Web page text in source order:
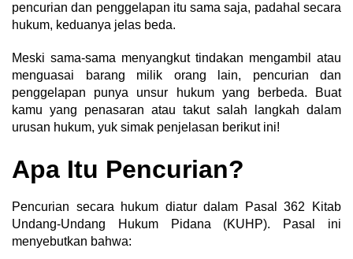
pencurian dan penggelapan itu sama saja, padahal secara
hukum, keduanya jelas beda.
Meski sama-sama menyangkut tindakan mengambil atau
menguasai barang milik orang lain, pencurian dan
penggelapan punya unsur hukum yang berbeda. Buat
kamu yang penasaran atau takut salah langkah dalam
urusan hukum, yuk simak penjelasan berikut ini!
Apa Itu Pencurian?
Pencurian secara hukum diatur dalam Pasal 362 Kitab
Undang-Undang Hukum Pidana (KUHP). Pasal ini
menyebutkan bahwa: